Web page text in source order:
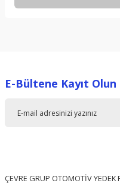
Ürün resmi kalitesiz,
E-Bültene Kayıt Olun
ÇEVRE GRUP OTOMOTİV YEDEK